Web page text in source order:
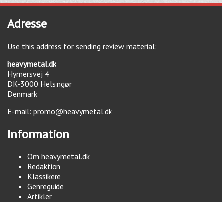
Adresse
Use this address for sending review material:
heavymetal.dk
Hymersvej 4
DK-3000 Helsingør
Denmark
E-mail: promo@heavymetal.dk
Information
Om heavymetal.dk
Redaktion
Klassikere
Genreguide
Artikler